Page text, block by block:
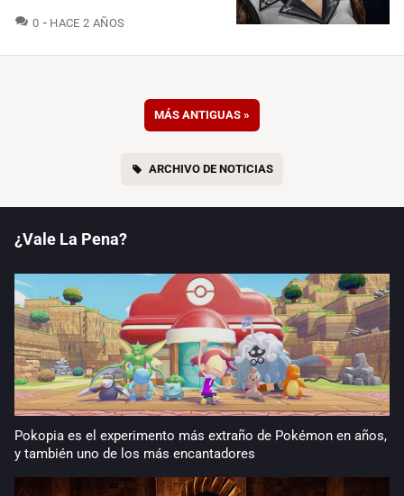
0 COMENTARIOS
HACE 2 AÑOS
MÁS ANTIGUAS »
ARCHIVO DE NOTICIAS
¿Vale La Pena?
Pokopia es el experimento más extraño de Pokémon en años,
y también uno de los más encantadores